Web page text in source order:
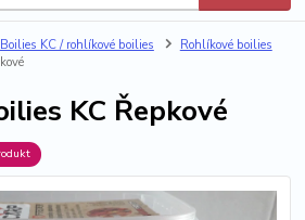
Boilies KC / rohlíkové boilies
Rohlíkové boilies
KC Řepkové